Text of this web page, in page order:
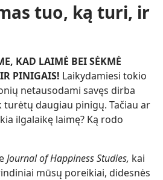
tuo, ką turi, ir
KAD LAIMĖ BEI SĖKMĖ
PINIGAIS! Laikydamiesi tokio
netausodami savęs dirba
turėtų daugiau pinigų. Tačiau ar
ilgalaikę laimę? Ką rodo
Journal of Happiness Studies, kai
mūsų poreikiai, didesnės